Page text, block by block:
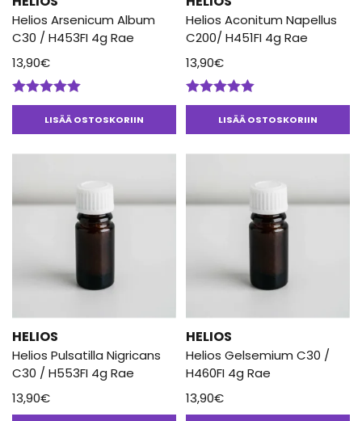
Helios Arsenicum Album
C30 / H453FI 4g Rae
13,90€
Arvostelu
tuotteesta:LISÄÄ OSTOSKORIIN
Helios Aconitum Napellus
C200/ H451FI 4g Rae
13,90€
Arvostelu
tuotteesta:LISÄÄ OSTOSKORIIN
HELIOS
Helios Pulsatilla Nigricans
C30 / H553FI 4g Rae
13,90€
HELIOS
Helios Gelsemium C30 /
H460FI 4g Rae
13,90€